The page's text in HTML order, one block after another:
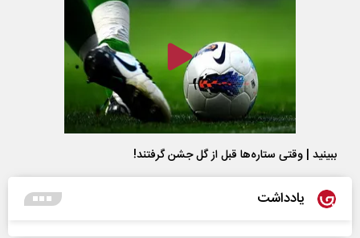
ببینید | وقتی ستاره‌ها قبل از گل جشن گرفتند!
یادداشت